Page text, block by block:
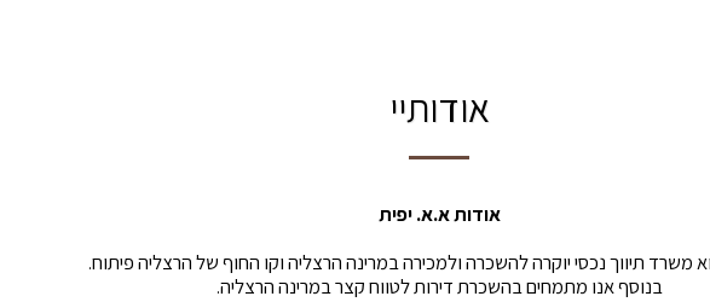
אודותיי
אודות א.א. יפית
משרד תיווך נכסי יוקרה להשכרה ולמכירה במרינה הרצליה וקו החוף של הרצליה פיתוח.
בנוסף אנו מתמחים בהשכרת דירות לטווח קצר במרינה הרצליה.